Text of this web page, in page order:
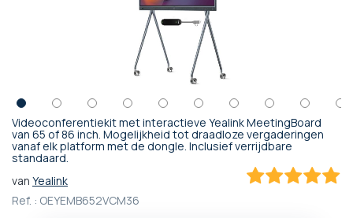
Videoconferentiekit met interactieve Yealink MeetingBoard
van 65 of 86 inch. Mogelijkheid tot draadloze vergaderingen
vanaf elk platform met de dongle. Inclusief verrijdbare
standaard.
van Yealink
Ref. : OEYEMB652VCM36
Ga
naar
het
begin
van
de